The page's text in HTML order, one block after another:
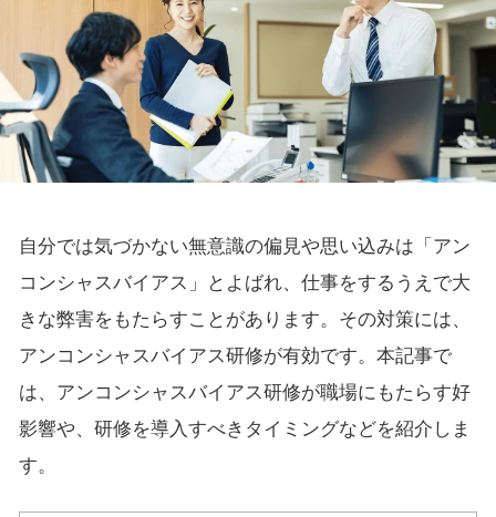
自分では気づかない無意識の偏見や思い込みは「アン
コンシャスバイアス」とよばれ、仕事をするうえで大
きな弊害をもたらすことがあります。その対策には、
アンコンシャスバイアス研修が有効です。本記事で
は、アンコンシャスバイアス研修が職場にもたらす好
影響や、研修を導入すべきタイミングなどを紹介しま
す。